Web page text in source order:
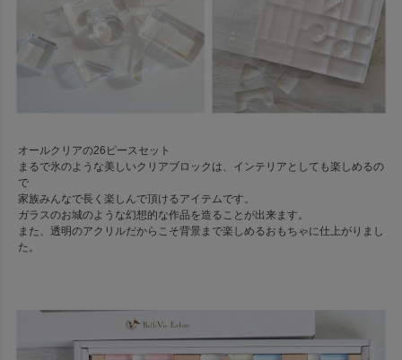
オールクリアの26ピースセット
まるで氷のような美しいクリアブロックは、インテリアとしても楽しめるの
で
家族みんなで長く楽しんで頂けるアイテムです。
ガラスのお城のような幻想的な作品を造ることが出来ます。
また、透明のアクリルだからこそ背景まで楽しめるおもちゃに仕上がりまし
た。